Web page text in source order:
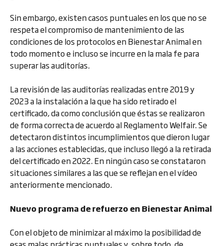
Sin embargo, existen casos puntuales en los que no se
respeta el compromiso de mantenimiento de las
condiciones de los protocolos en Bienestar Animal en
todo momento e incluso se incurre en la mala fe para
superar las auditorías.
La revisión de las auditorías realizadas entre 2019 y
2023 a la instalación a la que ha sido retirado el
certificado, da como conclusión que éstas se realizaron
de forma correcta de acuerdo al Reglamento Welfair. Se
detectaron distintos incumplimientos que dieron lugar
a las acciones establecidas, que incluso llegó a la retirada
del certificado en 2022. En ningún caso se constataron
situaciones similares a las que se reflejan en el vídeo
anteriormente mencionado.
Nuevo programa de refuerzo en Bienestar Animal
Con el objeto de minimizar al máximo la posibilidad de